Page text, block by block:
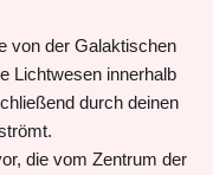
von der Galaktischen
Lichtwesen innerhalb
durch deinen
die vom Zentrum der